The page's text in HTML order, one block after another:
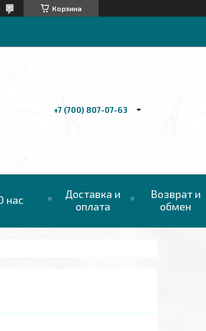
Корзина
+7 (700) 807-07-63
нас
Доставка и
оплата
Возврат и
обмен